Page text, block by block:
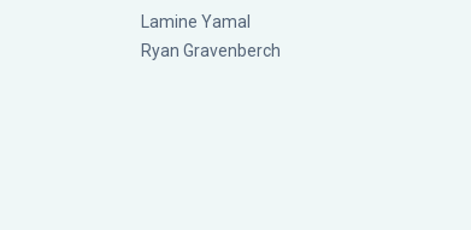
Lamine Yamal
Ryan Gravenberch